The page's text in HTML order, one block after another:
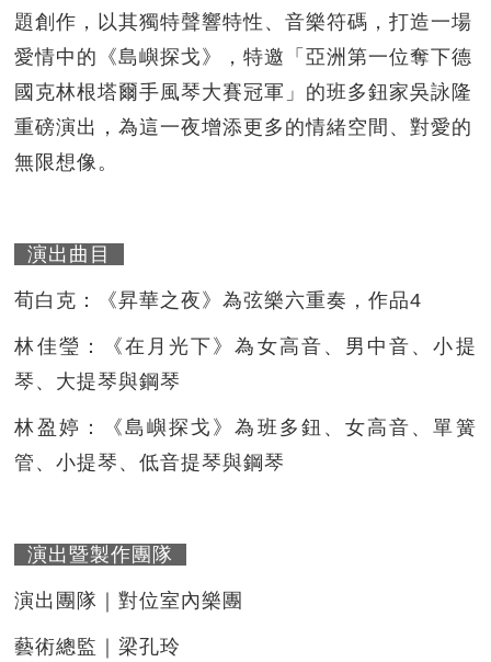
題創作，以其獨特聲響特性、音樂符碼，打造一場
愛情中的《島嶼探戈》，特邀「亞洲第一位奪下德
國克林根塔爾手風琴大賽冠軍」的班多鈕家吳詠隆
重磅演出，為這一夜增添更多的情緒空間、對愛的
無限想像。
演出曲目
荀白克：《昇華之夜》為弦樂六重奏，作品4
林佳瑩：《在月光下》為女高音、男中音、小提
琴、大提琴與鋼琴
林盈婷：《島嶼探戈》為班多鈕、女高音、單簧
管、小提琴、低音提琴與鋼琴
演出暨製作團隊
演出團隊｜對位室內樂團
藝術總監｜梁孔玲